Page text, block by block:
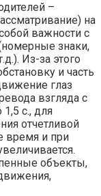
–
на
важности с
знаки,
Из-за этого
и часть
глаз
взгляда с
с., для
отчетливой
время и при
объекты,